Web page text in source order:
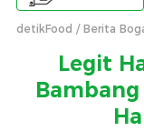
detikFood Berita
Legit